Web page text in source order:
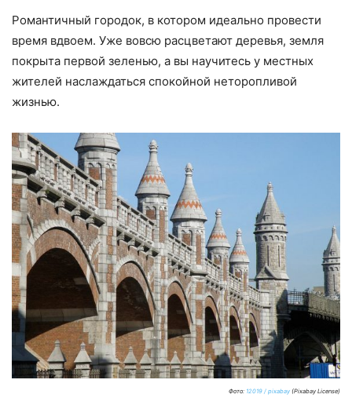
Романтичный городок, в котором идеально провести
время вдвоем. Уже вовсю расцветают деревья, земля
покрыта первой зеленью, а вы научитесь у местных
жителей наслаждаться спокойной неторопливой
жизнью.
Фото: 12019 / pixabay (Pixabay License)